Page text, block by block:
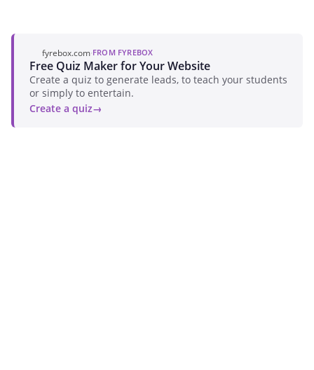
fyrebox.com·FROM FYREBOX
Free Quiz Maker for Your Website
Create a quiz to generate leads, to teach your students
or simply to entertain.
Create a quiz